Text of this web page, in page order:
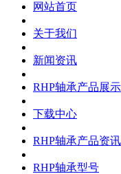
网站首页
关于我们
新闻资讯
RHP轴承产品展示
下载中心
RHP轴承产品资讯
RHP轴承型号